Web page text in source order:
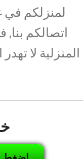
اتصالكم
المنزلية لا